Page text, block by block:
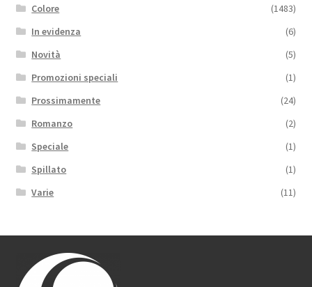
Colore
(1483)
In evidenza
(6)
Novità
(5)
Promozioni speciali
(1)
Prossimamente
(24)
Romanzo
(2)
Speciale
(1)
Spillato
(1)
Varie
(11)